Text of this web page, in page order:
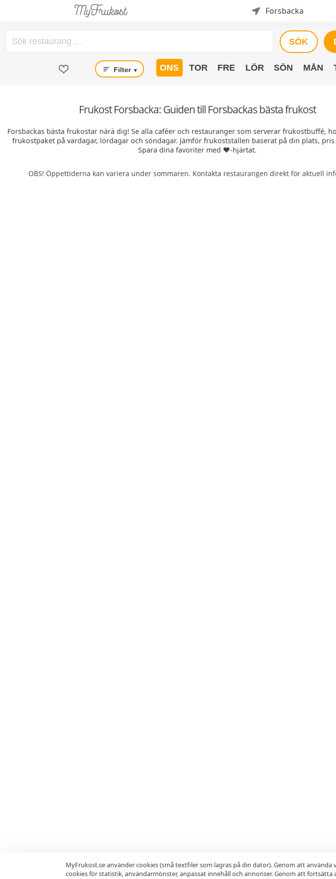
Forsbacka
SÖK
Filter ▼ ONS TOR FRE LÖR SÖN MÅN
Frukost Forsbacka: Guiden till Forsbackas bästa frukost
Forsbackas bästa frukostar närä dig! Se alla caféer och restauranger som serverar frukostbuffé,
frukostpaket på vardagar, lördagar och söndagar. Jämför frukostställen baserat på din plats,
Spara dina favoriter med ❤️-hjärtat.
OBS! Öppettiderna kan variera under sommaren. Kontakta restaurangen direkt för aktuell
MyFrukost.se använder cookies (små textfiler som lagras på din dator). Genom att
cookies för statistik, användarmönster, anpassat innehåll och annonser. Genom att